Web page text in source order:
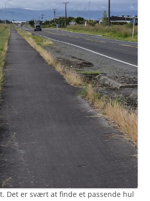
Det er svært at finde et passende hul